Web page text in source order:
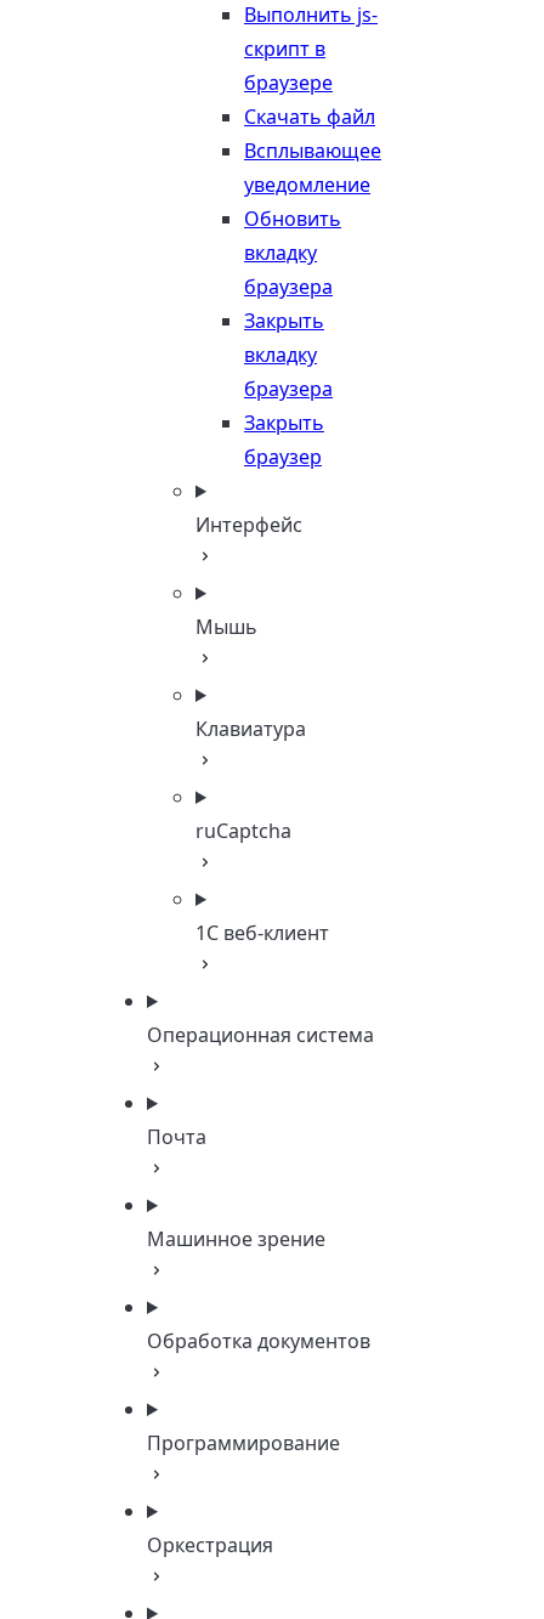
Выполнить js-
скрипт в
браузере
Скачать файл
Всплывающее
уведомление
Обновить
вкладку
браузера
Закрыть
вкладку
браузера
Закрыть
браузер
Интерфейс
Мышь
Клавиатура
ruCaptcha
1C веб-клиент
Операционная система
Почта
Машинное зрение
Обработка документов
Программирование
Оркестрация